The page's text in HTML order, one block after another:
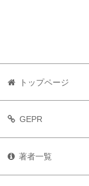
トップページ
GEPR
著者一覧